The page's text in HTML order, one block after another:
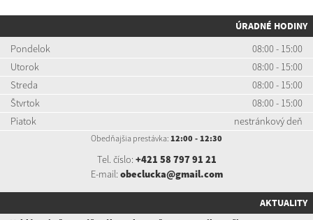
ÚRADNÉ HODINY
Pondelok
08:00 - 15:00
Utorok
08:00 - 15:00
Streda
08:00 - 15:00
Štvrtok
08:00 - 15:00
Piatok
nestránkový deň
Obedňajšia prestávka: 12:00 - 12:30
Tel. číslo: +421 58 797 91 21
E-mail: obeclucka@gmail.com
AKTUALITY